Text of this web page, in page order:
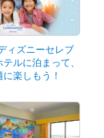
ィズニーセレブ
ルに泊まって、
楽しもう！